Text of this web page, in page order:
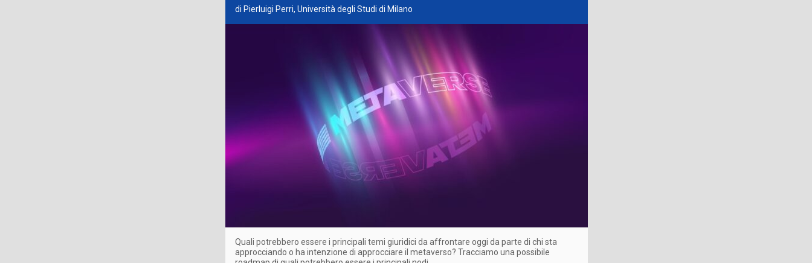
di Pierluigi Perri, Università degli Studi di Milano
Quali potrebbero essere i principali temi giuridici da affrontare oggi da parte di chi sta
approcciando o ha intenzione di approcciare il metaverso? Tracciamo una possibile